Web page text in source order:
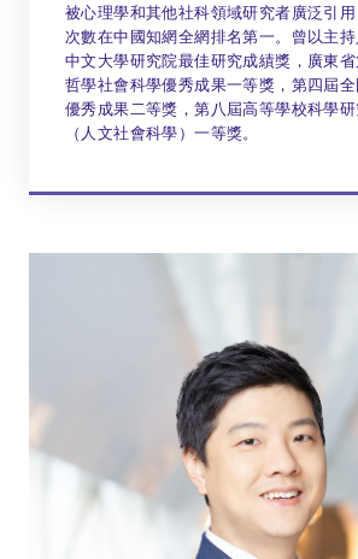
被心理學和其他社科領域研究者廣泛引用
次數在中國知網全網排名第一。曾以主
中文大學研究院最佳研究成績獎，廣東
哲學社會科學優秀成果一等獎，第四屆
優秀成果二等獎，第八屆高等學校科學
（人文社會科學）一等獎。